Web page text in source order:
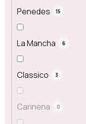
Penedes 15
La Mancha 6
Classico 3
Carinena 0